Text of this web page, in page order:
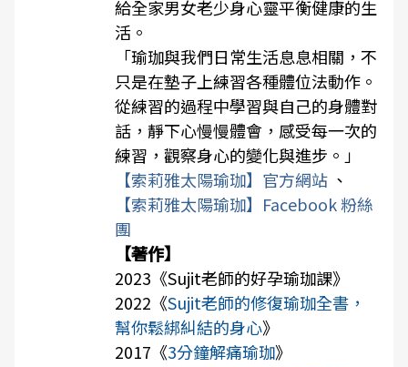
給全家男女老少身心靈平衡健康的生
活。
「瑜珈與我們日常生活息息相關，不
只是在墊子上練習各種體位法動作。
從練習的過程中學習與自己的身體對
話，靜下心慢慢體會，感受每一次的
練習，觀察身心的變化與進步。」
【索莉雅太陽瑜珈】官方網站 、
【索莉雅太陽瑜珈】Facebook 粉絲
團
【著作】
2023《Sujit老師的好孕瑜珈課》
2022《Sujit老師的修復瑜珈全書，
幫你鬆綁糾結的身心》
2017《3分鐘解痛瑜珈》